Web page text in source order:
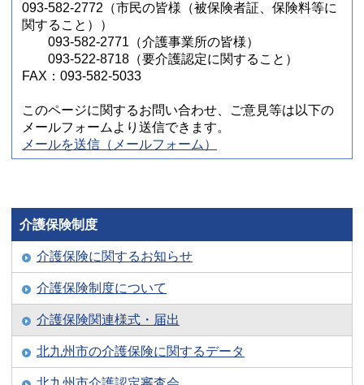
093-582-2772（市民の皆様（被保険者証、保険料等に
関すること））
093-582-2771（介護事業所の皆様）
093-522-8718（要介護認定に関すること）
FAX：093-582-5033
このページに関するお問い合わせ、ご意見等は以下の
メールフォームより送信できます。
メールを送信（メールフォーム）
介護保険制度
介護保険に関するお知らせ
介護保険制度について
介護保険関連様式・届出
北九州市の介護保険に関するデータ